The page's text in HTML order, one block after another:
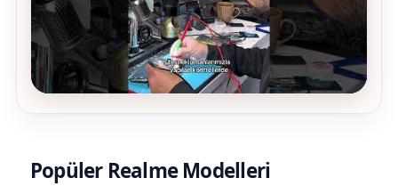
Popüler Realme Modelleri